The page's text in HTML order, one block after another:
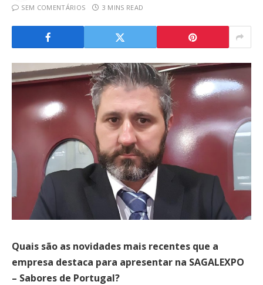
SEM COMENTÁRIOS
3 MINS READ
Quais são as novidades mais recentes que a
empresa destaca para apresentar na SAGALEXPO
– Sabores de Portugal?